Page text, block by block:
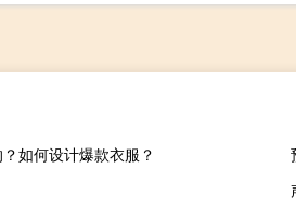
如何设计爆款衣服？